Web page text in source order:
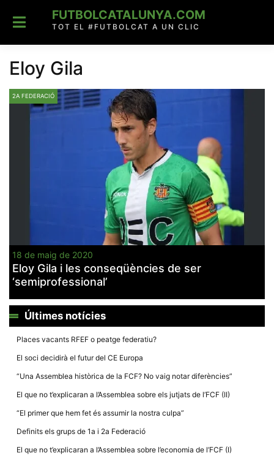
content
FUTBOLCATALUNYA.COM
TOT EL #FUTBOLCAT A UN CLIC
Eloy Gila
2A FEDERACIÓ
18 de maig de 2020
Eloy Gila i les conseqüències de ser
‘semiprofessional’
Últimes notícies
Places vacants RFEF o peatge federatiu?
El soci decidirà el futur del CE Europa
“Una Assemblea històrica de la FCF? No vaig notar diferències”
El que no t’explicaran a l’Assemblea sobre els jutjats de l’FCF (II)
“El primer que hem fet és assumir la nostra culpa”
Definits els grups de 1a i 2a Federació
El que no t’explicaran a l’Assemblea sobre l’economia de l’FCF (I)
són
són
per al